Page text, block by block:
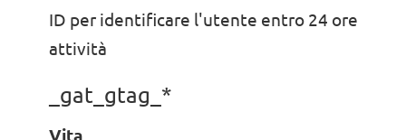
ID per identificare l'utente entro 24 ore
attività
_gat_gtag_*
Vita